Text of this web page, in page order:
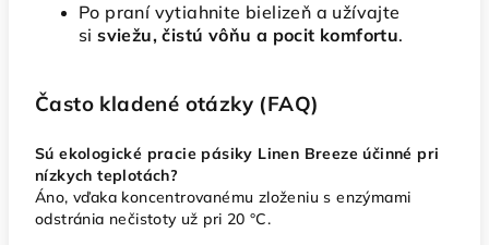
Po praní vytiahnite bielizeň a užívajte
sisviežu, čistú vôňu a pocit komfortu.
Často kladené otázky (FAQ)
Sú ekologické pracie pásiky Linen Breeze účinné pri
nízkych teplotách?
Áno, vďaka koncentrovanému zloženiu s enzýmami
odstránia nečistoty už pri 20 °C.